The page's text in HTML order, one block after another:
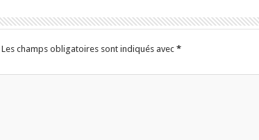
Les champs obligatoires sont indiqués avec *